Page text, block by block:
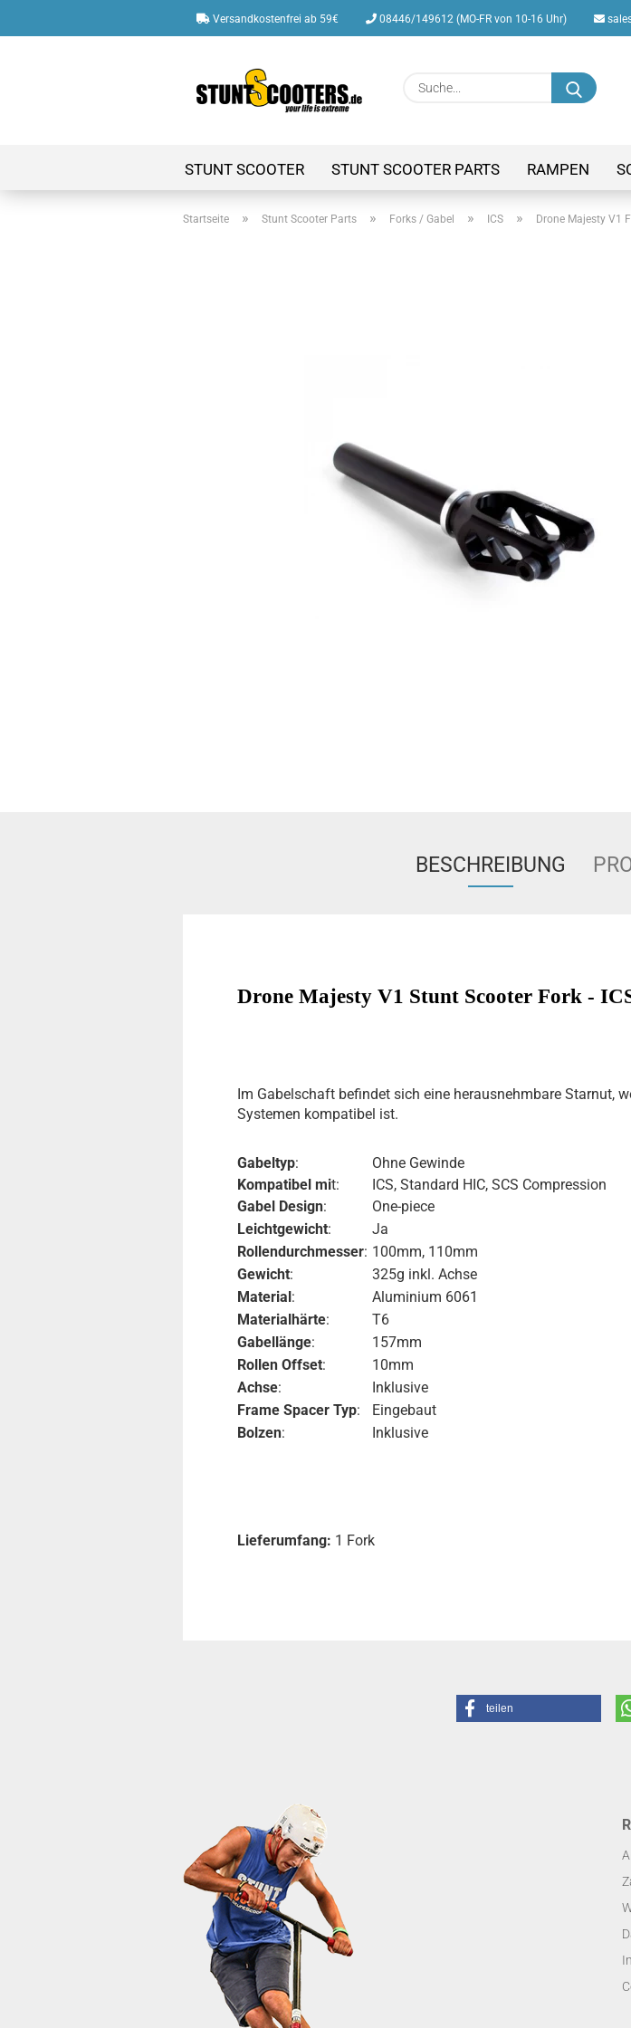
Versandkostenfrei ab 59€ 08446/149612 (MO-FR von 10-16 Uhr)
STUNT SCOOTER STUNT SCOOTER PARTS RAMPEN
Startseite » Stunt Scooter Parts » Forks / Gabel » ICS » Drone Majesty V1
BESCHREIBUNG
Drone Majesty V1 Stunt Scooter Fork -
Im Gabelschaft befindet sich eine herausnehmbare Starnut,
Systemen kompatibel ist.
Gabeltyp:
Ohne Gewinde
Kompatibel mit:
ICS, Standard HIC, SCS Compression
Gabel Design:
One-piece
Leichtgewicht:
Ja
Rollendurchmesser: 100mm, 110mm
Gewicht:
325g inkl. Achse
Material:
Aluminium 6061
Materialhärte:
T6
Gabellänge:
157mm
Rollen Offset:
10mm
Achse:
Inklusive
Frame Spacer Typ:
Eingebaut
Bolzen: Inklusive
Lieferumfang: 1 Fork
teilen